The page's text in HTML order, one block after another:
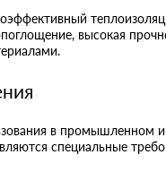
высокая
в промышленном
специальные